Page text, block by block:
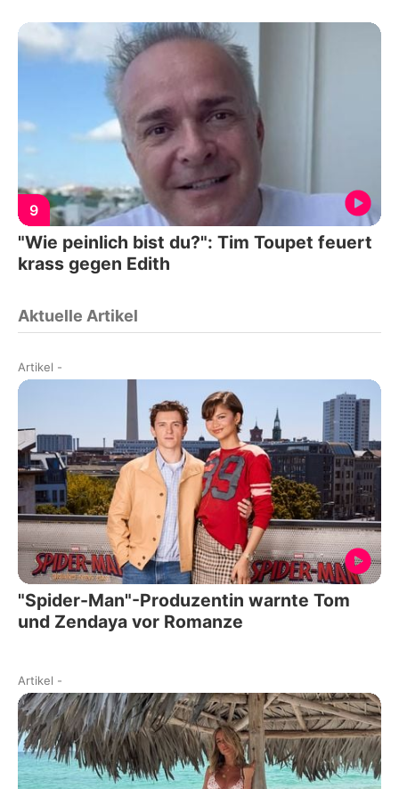
9
"Wie peinlich bist du?": Tim Toupet feuert
krass gegen Edith
Aktuelle Artikel
Artikel -
"Spider-Man"-Produzentin warnte Tom
und Zendaya vor Romanze
Artikel -